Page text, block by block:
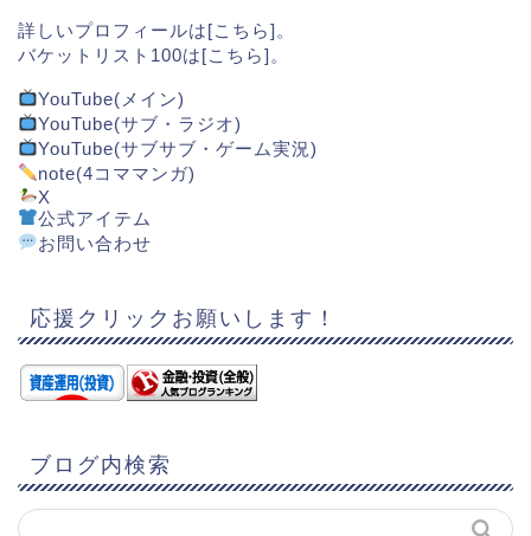
詳しいプロフィールは[こちら]。
バケットリスト100は[こちら]。
YouTube(メイン)
YouTube(サブ・ラジオ)
YouTube(サブサブ・ゲーム実況)
note(4コママンガ)
X
公式アイテム
お問い合わせ
応援クリックお願いします！
ブログ内検索